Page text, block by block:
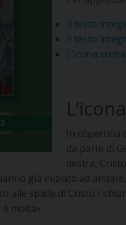
Il testo
Il testo
L’icona
In copertina
da parte di
destra,
già iniziato ad
alle spalle di Cristo
molta».